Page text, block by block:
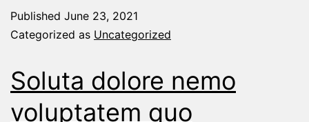
Published June 23, 2021
Categorized as Uncategorized
Soluta dolore nemo
voluptatem quo